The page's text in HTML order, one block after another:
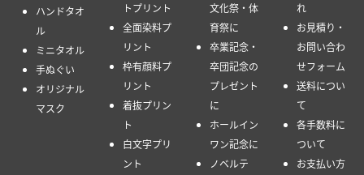
ハンドタオ
ル
ミニタオル
手ぬぐい
オリジナル
マスク
トプリント
全面染料プ
リント
枠有顔料プ
リント
着抜プリン
ト
白文字プリ
ント
文化祭・体
育祭に
卒業記念・
卒団記念の
プレゼント
に
ホールイン
ワン記念に
ノベルテ
れ
お見積り・
お問い合わ
せフォーム
送料につい
て
各手数料に
ついて
お支払い方